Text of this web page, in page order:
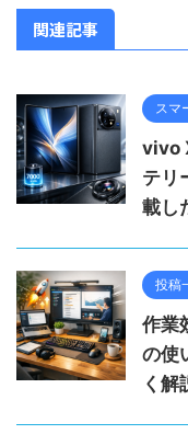
関連記事
スマ
vivo
テリ
載し
投稿
作業
の使
く解